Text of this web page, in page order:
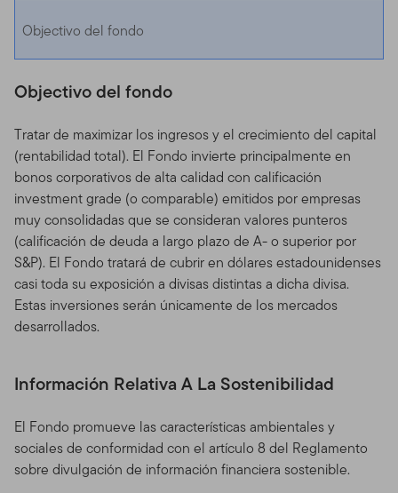
Objectivo del fondo
Objectivo del fondo
Tratar de maximizar los ingresos y el crecimiento del capital
(rentabilidad total). El Fondo invierte principalmente en
bonos corporativos de alta calidad con calificación
investment grade (o comparable) emitidos por empresas
muy consolidadas que se consideran valores punteros
(calificación de deuda a largo plazo de A- o superior por
S&P). El Fondo tratará de cubrir en dólares estadounidenses
casi toda su exposición a divisas distintas a dicha divisa.
Estas inversiones serán únicamente de los mercados
desarrollados.
Información Relativa A La Sostenibilidad
El Fondo promueve las características ambientales y
sociales de conformidad con el artículo 8 del Reglamento
sobre divulgación de información financiera sostenible.